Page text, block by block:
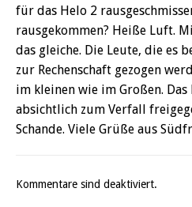
für das Helo 2
rausgekommen? Heiße Luft.
das gleiche. Die Leute, die es
zur Rechenschaft gezogen
im kleinen wie im Großen.
absichtlich zum Verfall
Schande. Viele Grüße aus
Kommentare sind deaktiviert.